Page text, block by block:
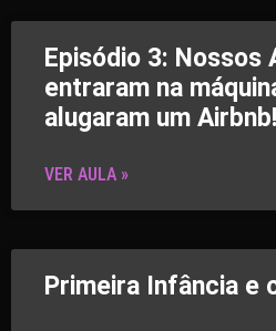
Episódio 3: Nossos
entraram na
alugaram um Airbnb!
VER AULA »
Primeira Infância e